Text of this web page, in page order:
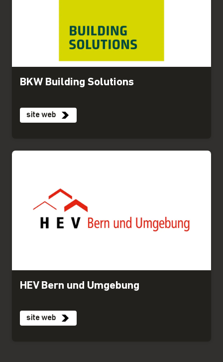
BKW Building Solutions
site web
HEV Bern und Umgebung
site web